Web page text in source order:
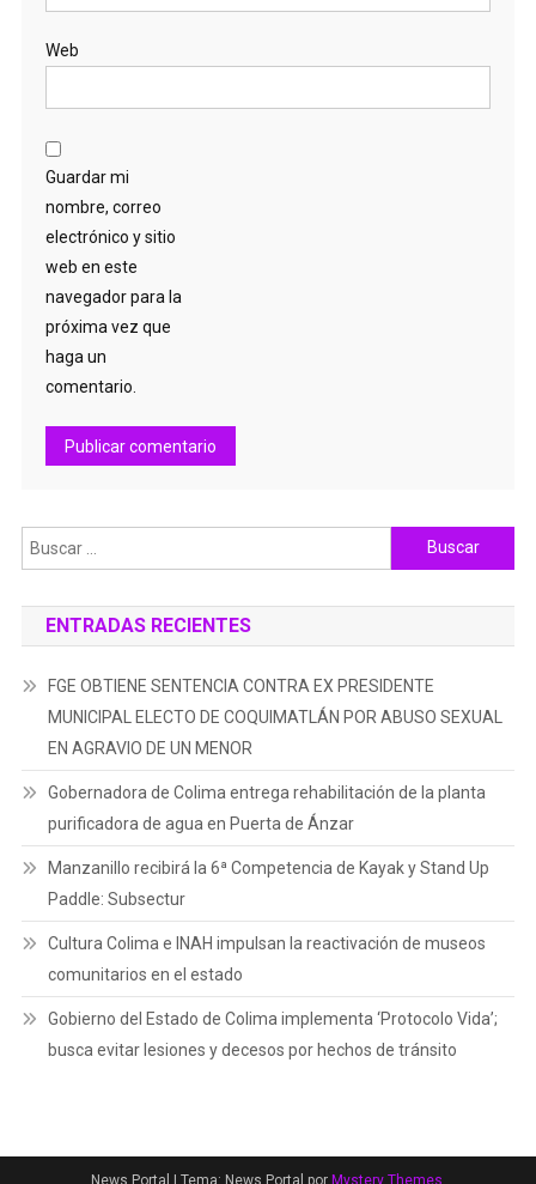
Web
Guardar mi
nombre, correo
electrónico y sitio
web en este
navegador para la
próxima vez que
haga un
comentario.
Buscar:
ENTRADAS RECIENTES
FGE OBTIENE SENTENCIA CONTRA EX PRESIDENTE
MUNICIPAL ELECTO DE COQUIMATLÁN POR ABUSO SEXUAL
EN AGRAVIO DE UN MENOR
Gobernadora de Colima entrega rehabilitación de la planta
purificadora de agua en Puerta de Ánzar
Manzanillo recibirá la 6ª Competencia de Kayak y Stand Up
Paddle: Subsectur
Cultura Colima e INAH impulsan la reactivación de museos
comunitarios en el estado
Gobierno del Estado de Colima implementa ‘Protocolo Vida’;
busca evitar lesiones y decesos por hechos de tránsito
News Portal | Tema: News Portal por Mystery Themes